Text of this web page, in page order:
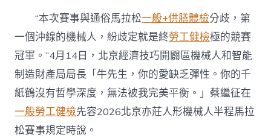
傳
醫
院
巡
檢
回
應
｜
北
京
“本次賽事與通俗馬拉松一般+供膳體檢分歧，第
一個沖線的機械人，紛歧定就是終勞工健檢極的競賽
冠軍。”4月14日，北京經濟技巧開闢區機械人和智能
制造財產局局長「牛先生，你的愛缺乏彈性。你的千
紙鶴沒有哲學深度，無法被我完美平衡。」蔡繼征在
一般勞工健檢先容2026北京亦莊人形機械人半程馬拉
松賽事規定時說。